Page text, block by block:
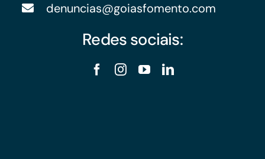
denuncias@goiasfomento.com
Redes sociais: